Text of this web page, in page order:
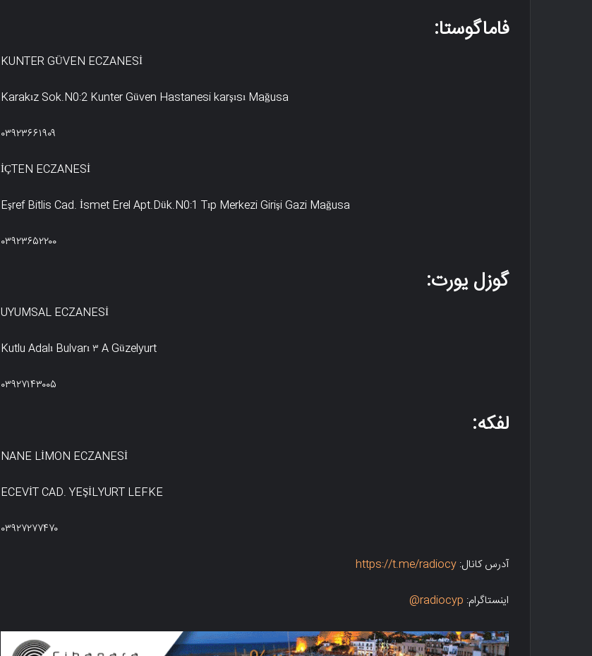
فاماگوستا:
KUNTER GÜVEN ECZANESİ
Karakız Sok.N0:2 Kunter Güven Hastanesi karşısı Mağusa
۰۳۹۲۳۶۶۱۹۰۹
İÇTEN ECZANESİ
Eşref Bitlis Cad. İsmet Erel Apt.Dük.N0:1 Tıp Merkezi Girişi Gazi Mağusa
۰۳۹۲۳۶۵۲۲۰۰
گوزل یورت:
UYUMSAL ECZANESİ
Kutlu Adalı Bulvarı ۳ A Güzelyurt
۰۳۹۲۷۱۴۳۰۰۵
لفکه:
NANE LİMON ECZANESİ
ECEVİT CAD. YEŞİLYURT LEFKE
۰۳۹۲۷۲۷۷۴۷۰
آدرس کانال: https://t.me/radiocy
اینستاگرام: radiocyp@